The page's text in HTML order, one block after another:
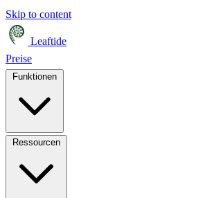
Skip to content
Leaftide
Preise